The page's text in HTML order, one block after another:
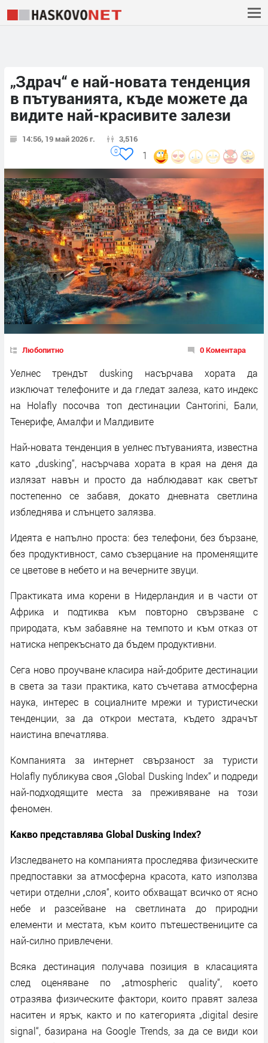
„Здрач“ е най-новата тенденция
в пътуванията, къде можете да
видите най-красивите залези
14:56, 19 май 2026 г. 3,516
1
0
Любопитно 0 Коментара
Уелнес трендът dusking насърчава хората да
изключат телефоните и да гледат залеза, като индекс
на Holafly посочва топ дестинации Сантorini, Бали,
Тенерифе, Амалфи и Малдивите
Най-новата тенденция в уелнес пътуванията, известна
като „dusking“, насърчава хората в края на деня да
излязат навън и просто да наблюдават как светът
постепенно се забавя, докато дневната светлина
избледнява и слънцето залязва.
Идеята е напълно проста: без телефони, без бързане,
без продуктивност, само съзерцание на променящите
се цветове в небето и на вечерните звуци.
Практиката има корени в Нидерландия и в части от
Африка и подтиква към повторно свързване с
природата, към забавяне на темпото и към отказ от
натиска непрекъснато да бъдем продуктивни.
Сега ново проучване класира най-добрите дестинации
в света за тази практика, като съчетава атмосферна
наука, интерес в социалните мрежи и туристически
тенденции, за да открои местата, където здрачът
наистина впечатлява.
Компанията за интернет свързаност за туристи
Holafly публикува своя „Global Dusking Index“ и подреди
най-подходящите места за преживяване на този
феномен.
Какво представлява Global Dusking Index?
Изследването на компанията проследява физическите
предпоставки за атмосферна красота, като използва
четири отделни „слоя“, които обхващат всичко от ясно
небе и разсейване на светлината до природни
елементи и местата, към които пътешествениците са
най-силно привлечени.
Всяка дестинация получава позиция в класацията
след оценяване по „atmospheric quality“, което
отразява физическите фактори, които правят залеза
наситен и ярък, както и по категорията „digital desire
signal“, базирана на Google Trends, за да се види кои